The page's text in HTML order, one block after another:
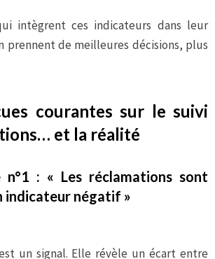
intègrent ces indicateurs dans leur
prennent de meilleures décisions, plus
courantes sur le suivi
et la réalité
n°1 : « Les réclamations sont
indicateur négatif »
un signal. Elle révèle un écart entre